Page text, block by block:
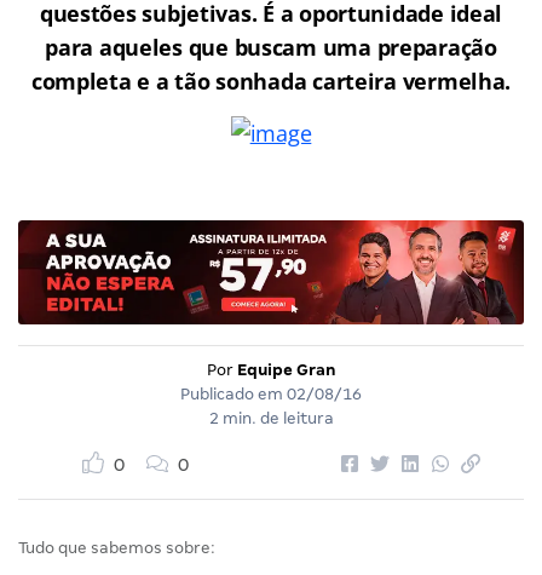
questões subjetivas. É a oportunidade ideal
para aqueles que buscam uma preparação
completa e a tão sonhada carteira vermelha.
Por Equipe Gran
Publicado em 02/08/16
2 min. de leitura
0 0
Tudo que sabemos sobre: